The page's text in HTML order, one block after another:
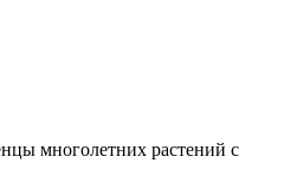
многолетних растений с